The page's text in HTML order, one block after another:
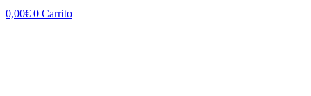
0,00€ 0 Carrito